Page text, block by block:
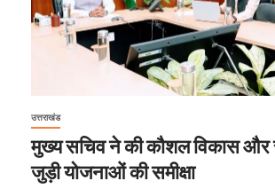
उत्तराखंड
मुख्य सचिव ने की कौशल विकास और
जुड़ी योजनाओं की समीक्षा